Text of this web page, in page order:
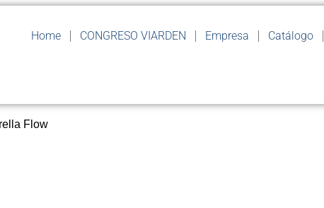
Home CONGRESO VIARDEN Empresa Catálogo
Flow